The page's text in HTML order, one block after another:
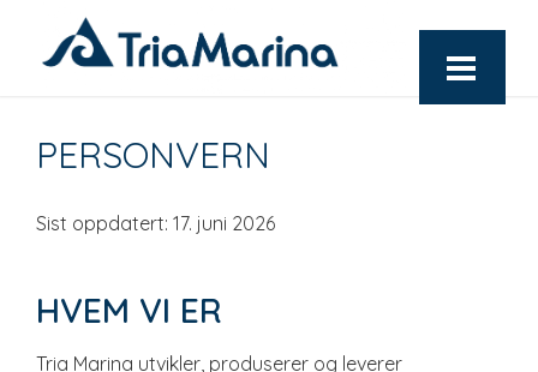
PERSONVERN
Sist oppdatert: 17. juni 2026
HVEM VI ER
Tria Marina utvikler, produserer og leverer